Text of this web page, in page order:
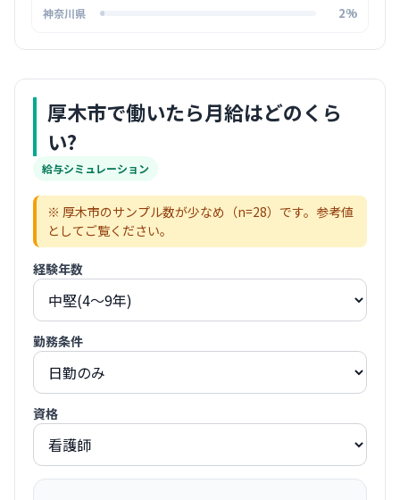
神奈川県 2%
厚木市で働いたら月給はどのくら
い?
給与シミュレーション
※ 厚木市のサンプル数が少なめ（n=28）です。参考値
としてご覧ください。
経験年数
勤務条件
資格